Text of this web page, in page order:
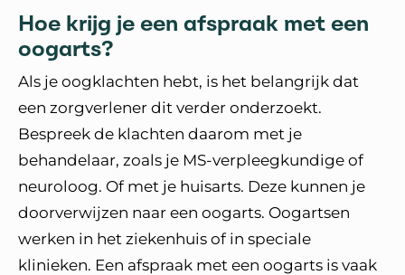
Hoe krijg je een afspraak met een
oogarts?
Als je oogklachten hebt, is het belangrijk dat
een zorgverlener dit verder onderzoekt.
Bespreek de klachten daarom met je
behandelaar, zoals je MS-verpleegkundige of
neuroloog. Of met je huisarts. Deze kunnen je
doorverwijzen naar een oogarts. Oogartsen
werken in het ziekenhuis of in speciale
klinieken. Een afspraak met een oogarts is vaak